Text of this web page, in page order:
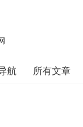
航 所有文章